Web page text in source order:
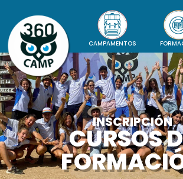
CAMPAMENTOS
INSCRIPCIÓN
CURSOS